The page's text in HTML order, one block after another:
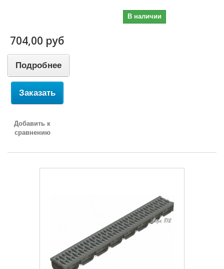
В наличии
704,00 руб
Подробнее
Заказать
Добавить к
сравнению